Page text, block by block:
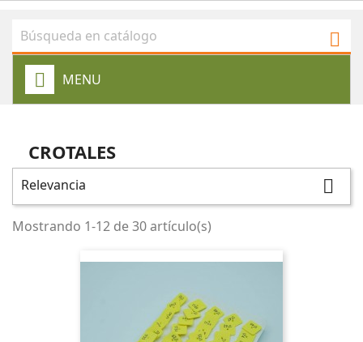

MENU
CROTALES
Relevancia 
Mostrando 1-12 de 30 artículo(s)